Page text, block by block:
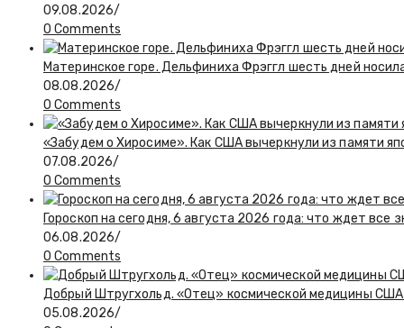
09.08.2026/
0 Comments
Материнское горе. Дельфиниха Фрэггл шесть дней
08.08.2026/
0 Comments
«Забудем о Хиросиме». Как США вычеркнули из памяти
07.08.2026/
0 Comments
Гороскоп на сегодня, 6 августа 2026 года: что ждет все
06.08.2026/
0 Comments
Добрый Штругхольд. «Отец» космической медицины
05.08.2026/